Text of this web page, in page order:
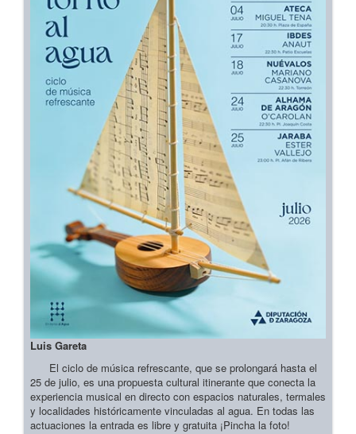
Luis Gareta
El ciclo de música refrescante, que se prolongará hasta el
25 de julio, es una propuesta cultural itinerante que conecta la
experiencia musical en directo con espacios naturales, termales
y localidades históricamente vinculadas al agua. En todas las
actuaciones la entrada es libre y gratuita ¡Pincha la foto!